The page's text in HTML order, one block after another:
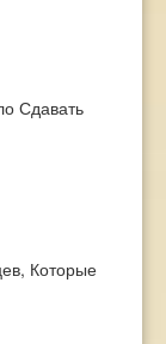
Сдавать
Которые